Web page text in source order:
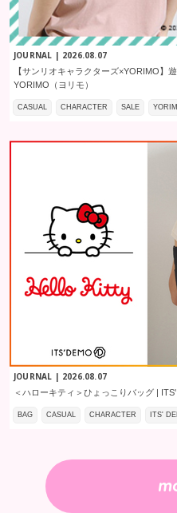
JOURNAL | 2026.08.07
【サンリオキャラクターズ×YORIMO】
YORIMO（ヨリモ）
CASUAL CHARACTER SALE
JOURNAL | 2026.08.07
＜ハローキティ＞ひょっこりバッグ |
BAG CASUAL CHARACTER ITS'